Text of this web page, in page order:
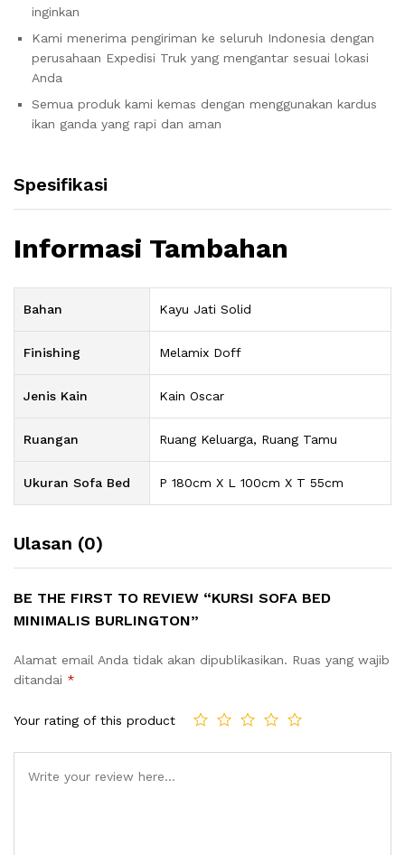
inginkan
Kami menerima pengiriman ke seluruh Indonesia dengan
perusahaan Expedisi Truk yang mengantar sesuai lokasi
Anda
Semua produk kami kemas dengan menggunakan kardus
ikan ganda yang rapi dan aman
Spesifikasi
Informasi Tambahan
Bahan Kayu Jati Solid
Finishing Melamix Doff
Jenis Kain Kain Oscar
Ruangan Ruang Keluarga, Ruang Tamu
Ukuran Sofa Bed P 180cm X L 100cm X T 55cm
Ulasan (0)
BE THE FIRST TO REVIEW “KURSI SOFA BED
MINIMALIS BURLINGTON”
Alamat email Anda tidak akan dipublikasikan. Ruas yang wajib
ditandai *
Your rating of this product